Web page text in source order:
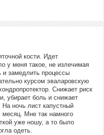
кости. Идет
у меня такое, не излечимая
и замедлить процессы
курсом эваларовскую
Снижает риск
убирает боль и снижает
ночь лист капустный
месяц. Мне так намного
уже ношу, а то было
одеть.